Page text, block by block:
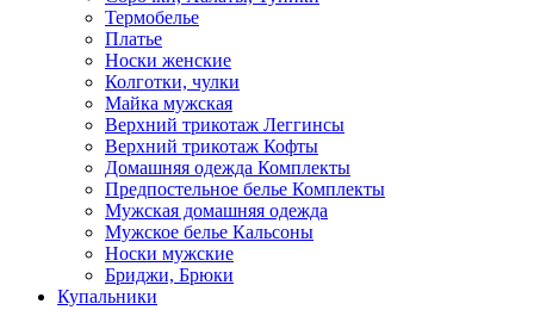
Термобелье
Платье
Носки женские
Колготки, чулки
Майка мужская
Верхний трикотаж Леггинсы
Верхний трикотаж Кофты
Домашняя одежда Комплекты
Предпостельное белье Комплекты
Мужская домашняя одежда
Мужское белье Кальсоны
Носки мужские
Бриджи, Брюки
Купальники